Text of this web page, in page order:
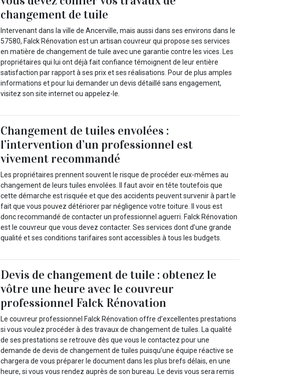
changement de tuile
Intervenant dans la ville de Ancerville, mais aussi dans ses environs dans le
57580, Falck Rénovation est un artisan couvreur qui propose ses services
en matière de changement de tuile avec une garantie contre les vices. Les
propriétaires qui lui ont déjà fait confiance témoignent de leur entière
satisfaction par rapport à ses prix et ses réalisations. Pour de plus amples
informations et pour lui demander un devis détaillé sans engagement,
visitez son site internet ou appelez-le.
Changement de tuiles envolées :
l’intervention d’un professionnel est
vivement recommandé
Les propriétaires prennent souvent le risque de procéder eux-mêmes au
changement de leurs tuiles envolées. Il faut avoir en tête toutefois que
cette démarche est risquée et que des accidents peuvent survenir à part le
fait que vous pouvez détériorer par négligence votre toiture. Il vous est
donc recommandé de contacter un professionnel aguerri. Falck Rénovation
est le couvreur que vous devez contacter. Ses services dont d’une grande
qualité et ses conditions tarifaires sont accessibles à tous les budgets.
Devis de changement de tuile : obtenez le
vôtre une heure avec le couvreur
professionnel Falck Rénovation
Le couvreur professionnel Falck Rénovation offre d’excellentes prestations
si vous voulez procéder à des travaux de changement de tuiles. La qualité
de ses prestations se retrouve dès que vous le contactez pour une
demande de devis de changement de tuiles puisqu’une équipe réactive se
chargera de vous préparer le document dans les plus brefs délais, en une
heure, si vous vous rendez auprès de son bureau. Le devis vous sera remis